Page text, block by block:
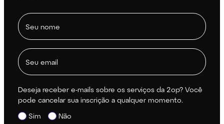
Deseja receber e-mails sobre os serviços da 2op? Você
pode cancelar sua inscrição a qualquer momento.
Sim
Não